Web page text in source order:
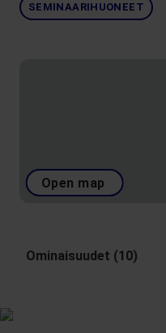
SEMINAARIHUONEET
Open map
Ominaisuudet (10)